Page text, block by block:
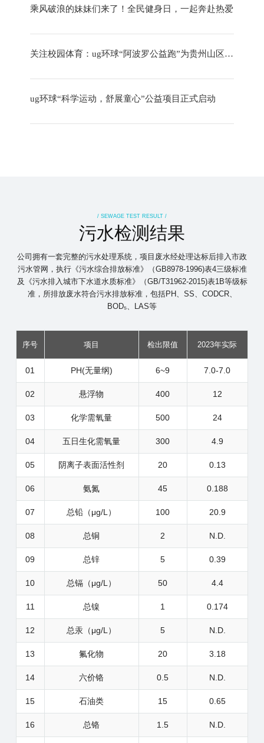
乘风破浪的妹妹们来了！全民健身日，一起奔赴热爱
关注校园体育：ug环球“阿波罗公益跑”为贵州山区学校捐赠体育器材
ug环球“科学运动，舒展童心”公益项目正式启动
/ SEWAGE TEST RESULT /
污水检测结果
公司拥有一套完整的污水处理系统，项目废水经处理达标后排入市政
污水管网，执行《污水综合排放标准》（GB8978-1996)表4三级标准
及《污水排入城市下水道水质标准》（GB/T31962-2015)表1B等级标
准，所排放废水符合污水排放标准，包括PH、SS、CODCR、
BOD₅、LAS等
序号 项目 检出限值 2023年实际
01 PH(无量纲) 6~9 7.0-7.0
02 悬浮物 400 12
03 化学需氧量 500 24
04 五日生化需氧量 300 4.9
05 阴离子表面活性剂 20 0.13
06 氨氮 45 0.188
07 总铅（μg/L） 100 20.9
08 总铜 2 N.D.
09 总锌 5 0.39
10 总镉（μg/L） 50 4.4
11 总镍 1 0.174
12 总汞（μg/L） 5 N.D.
13 氟化物 20 3.18
14 六价铬 0.5 N.D.
15 石油类 15 0.65
16 总铬 1.5 N.D.